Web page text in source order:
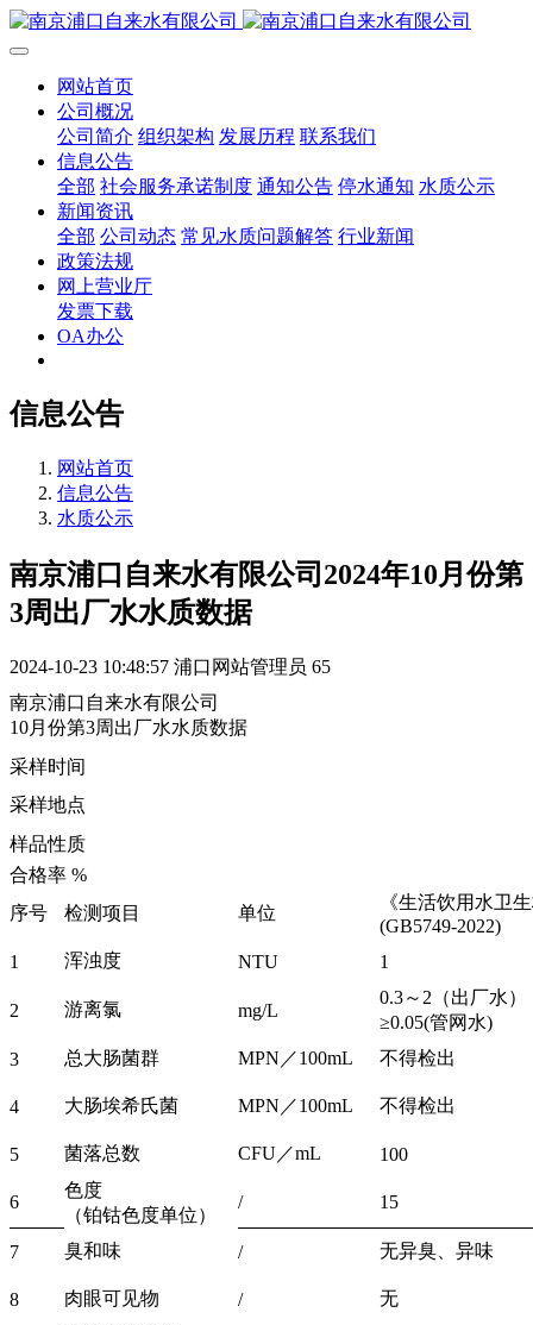
网站首页
公司概况
公司简介 组织架构 发展历程 联系我们
信息公告
全部 社会服务承诺制度 通知公告 停水通知 水质公示
新闻资讯
全部 公司动态 常见水质问题解答 行业新闻
政策法规
网上营业厅
发票下载
OA办公
信息公告
网站首页
信息公告
水质公示
南京浦口自来水有限公司2024年10月份第
3周出厂水水质数据
2024-10-23 10:48:57 浦口网站管理员 65
南京浦口自来水有限公司
10月份第3周出厂水水质数据
采样时间
采样地点
样品性质
合格率 %
序号
检测项目 单位
《生活饮用水卫
(GB5749-2022)
1
浑浊度 NTU 1
2 游离氯 mg/L
0.3～2（出厂
≥0.05(管网水)
3
总大肠菌群 MPN／100mL 不得检出
4 大肠埃希氏菌 MPN／100mL 不得检出
5 菌落总数 CFU／mL 100
6
色度
/ 15
（铂钴色度单位）
7
臭和味 / 无异臭、异味
8 肉眼可见物 / 无